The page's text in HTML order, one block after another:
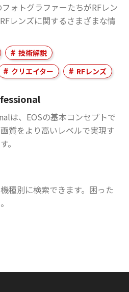
ォトグラファーたちがRFレン
レンズに関するさまざまな情
技術解説
クリエイター RFレンズ
は、EOSの基本コンセプトで
質をより高いレベルで実現す
。
種別に検索できます。困った